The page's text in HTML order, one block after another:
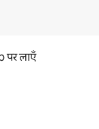
पर लाएँ